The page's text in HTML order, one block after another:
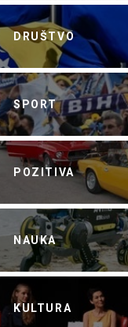
DRUŠTVO
SPORT
POZITIVA
NAUKA
KULTURA